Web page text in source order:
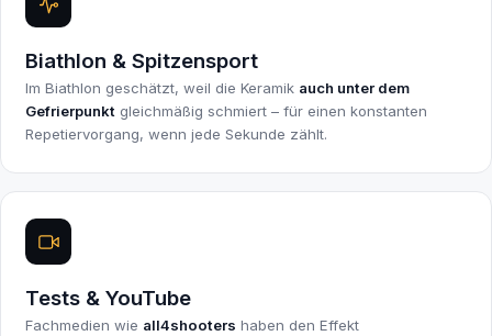
Biathlon & Spitzensport
Im Biathlon geschätzt, weil die Keramik auch unter dem
Gefrierpunkt gleichmäßig schmiert – für einen konstanten
Repetiervorgang, wenn jede Sekunde zählt.
Tests & YouTube
Fachmedien wie all4shooters haben den Effekt